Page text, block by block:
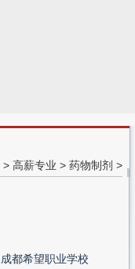
>高薪专业 >药物制剂 >
成都希望职业学校